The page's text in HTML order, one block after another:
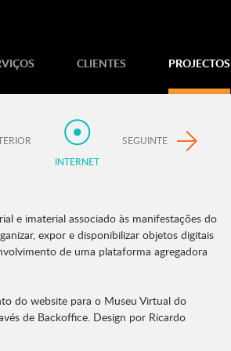
CLIENTES PROJECTOS
INTERNET
SEGUINTE
e imaterial associado às manifestações do
expor e disponibilizar objetos digitais
de uma plataforma agregadora
do website para o Museu Virtual do
de Backoffice. Design por Ricardo